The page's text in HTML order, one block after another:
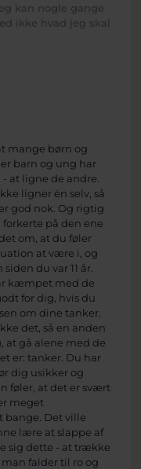
kan nogle gange
ikke hvad jeg skal
mange børn og
barn og ung har
at ligne de andre.
ligner én selv, så
god nok. Og rigtig
på den ene
om, at du føler
at være i, og
du var 11 år.
kæmpet med de
for dig, hvis du
om dine tanker.
det, så en anden
at gå alene med de
er: tanker. Du har
dig usikker og
føler, at det er svært
meget
bange. Det ville
lære at slappe af
sig dette - at trække
falder til ro og